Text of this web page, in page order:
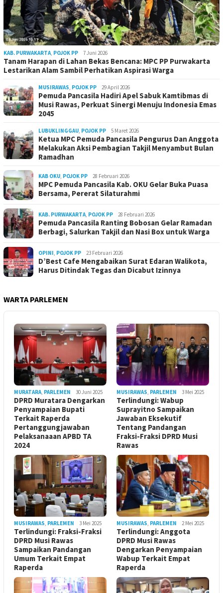
KAB. PURWAKARTA, POJOK PP 7 Juni 2026
Tanam Harapan di Lahan Bekas Bencana: MPC PP Purwakarta
Lestarikan Alam Sambil Perhatikan Aspirasi Warga
MUSIRAWAS, POJOK PP 29 April 2026
Pemuda Pancasila Hadiri Apel Sabuk Kamtibmas di
Musi Rawas, Perkuat Sinergi Menuju Indonesia Emas
2045
LUBUKLINGGAU, POJOK PP 5 Maret 2026
Ketua MPC Pemuda Pancasila Pengurus Dan Anggota
Melakukan Aksi Pembagian Takjil Menyambut Bulan
Ramadhan
KAB OKU, POJOK PP 28 Februari 2026
MPC Pemuda Pancasila Kab. OKU Gelar Buka Puasa
Bersama, Pererat Silaturahmi
KAB. PURWAKARTA, POJOK PP 28 Februari 2026
Pemuda Pancasila Ranting Bobosan Gelar Ramadan
Berbagi, Salurkan Takjil dan Nasi Box untuk Warga
OPINI, POJOK PP 23 Februari 2026
D’Best Cafe Mengabaikan Surat Edaran Walikota,
Harus Ditindak Tegas dan Dicabut Izinnya
WARTA PARLEMEN
MURATARA, PARLEMEN 30 Juni 2025
DPRD Muratara Dengarkan
Penyampaian Bupati
Terkait Raperda
Pertanggungjawaban
Pelaksanaaan APBD TA
2024
MUSIRAWAS, PARLEMEN 3 Mei 2025
Terlindungi: Wabup
Suprayitno Sampaikan
Jawaban Eksekutif
Tentang Pandangan
Fraksi-Fraksi DPRD Musi
Rawas
MUSIRAWAS, PARLEMEN 3 Mei 2025
Terlindungi: Fraksi-Fraksi
DPRD Musi Rawas
Sampaikan Pandangan
Umum Terkait Empat
Raperda
MUSIRAWAS, PARLEMEN 2 Mei 2025
Terlindungi: Anggota
DPRD Musi Rawas
Dengarkan Penyampaian
Wabup Terkait Empat
Raperda